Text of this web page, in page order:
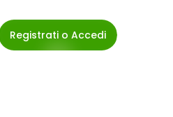
Registrati o Accedi